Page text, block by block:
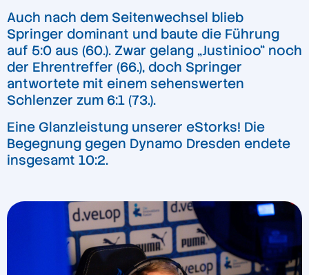
Auch nach dem Seitenwechsel blieb
Springer dominant und baute die Führung
auf 5:0 aus (60.). Zwar gelang „Justinioo“ noch
der Ehrentreffer (66.), doch Springer
antwortete mit einem sehenswerten
Schlenzer zum 6:1 (73.).
Eine Glanzleistung unserer eStorks! Die
Begegnung gegen Dynamo Dresden endete
insgesamt 10:2.